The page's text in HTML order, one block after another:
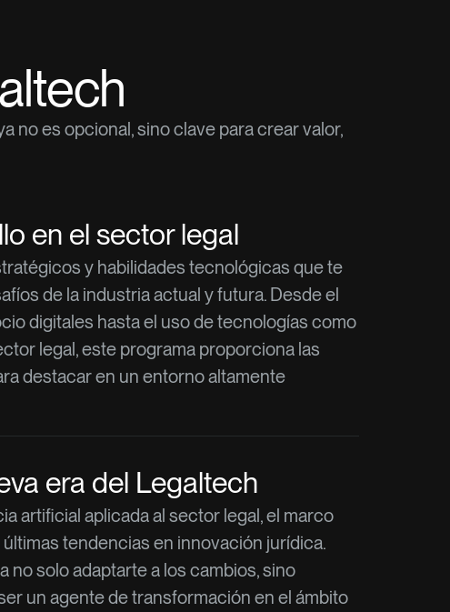
no es opcional, sino clave para crear valor,
en el sector legal
y habilidades tecnológicas que te
de la industria actual y futura. Desde el
digitales hasta el uso de tecnologías como
legal, este programa proporciona las
destacar en un entorno altamente
era del Legaltech
artificial aplicada al sector legal, el marco
tendencias en innovación jurídica.
no solo adaptarte a los cambios, sino
un agente de transformación en el ámbito